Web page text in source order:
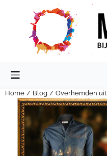
Cookievoorkeuren zijn
Home / Blog / Overhemden